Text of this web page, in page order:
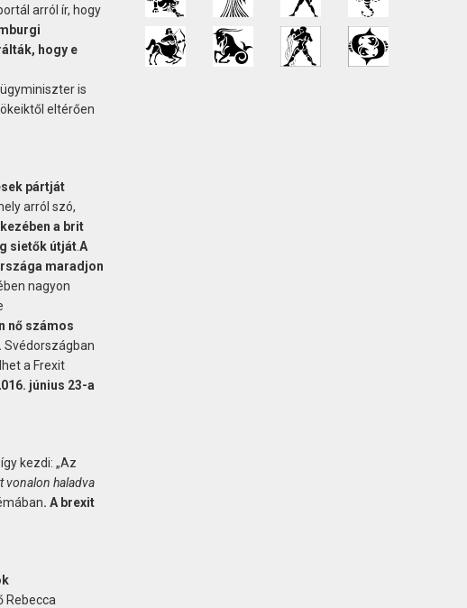
arról ír, hogy
hogy e
is
eltérően
pártját
arról szó,
a brit
sietők útját.A
maradjon
nagyon
nő számos
Svédországban
a Frexit
június 23-a
kezdi: „Az
vonalon haladva
. A brexit
Rebecca